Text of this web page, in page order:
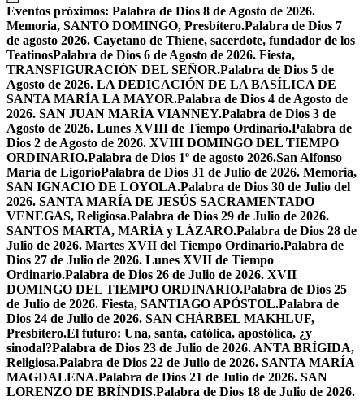
Eventos próximos: Palabra de Dios 8 de Agosto de 2026.
Memoria, SANTO DOMINGO, Presbítero.Palabra de Dios 7
de agosto 2026. Cayetano de Thiene, sacerdote, fundador de los
TeatinosPalabra de Dios 6 de Agosto de 2026. Fiesta,
TRANSFIGURACIÓN DEL SEÑOR.Palabra de Dios 5 de
Agosto de 2026. LA DEDICACIÓN DE LA BASÍLICA DE
SANTA MARÍA LA MAYOR.Palabra de Dios 4 de Agosto de
2026. SAN JUAN MARÍA VIANNEY.Palabra de Dios 3 de
Agosto de 2026. Lunes XVIII de Tiempo Ordinario.Palabra de
Dios 2 de Agosto de 2026. XVIII DOMINGO DEL TIEMPO
ORDINARIO.Palabra de Dios 1º de agosto 2026.San Alfonso
María de LigorioPalabra de Dios 31 de Julio de 2026. Memoria,
SAN IGNACIO DE LOYOLA.Palabra de Dios 30 de Julio del
2026. SANTA MARÍA DE JESÚS SACRAMENTADO
VENEGAS, Religiosa.Palabra de Dios 29 de Julio de 2026.
SANTOS MARTA, MARÍA y LÁZARO.Palabra de Dios 28 de
Julio de 2026. Martes XVII del Tiempo Ordinario.Palabra de
Dios 27 de Julio de 2026. Lunes XVII de Tiempo
Ordinario.Palabra de Dios 26 de Julio de 2026. XVII
DOMINGO DEL TIEMPO ORDINARIO.Palabra de Dios 25
de Julio de 2026. Fiesta, SANTIAGO APÓSTOL.Palabra de
Dios 24 de Julio de 2026. SAN CHÁRBEL MAKHLUF,
Presbítero.El futuro: Una, santa, católica, apostólica, ¿y
sinodal?Palabra de Dios 23 de Julio de 2026. ANTA BRÍGIDA,
Religiosa.Palabra de Dios 22 de Julio de 2026. SANTA MARÍA
MAGDALENA.Palabra de Dios 21 de Julio de 2026. SAN
LORENZO DE BRÍNDIS.Palabra de Dios 18 de Julio de 2026.